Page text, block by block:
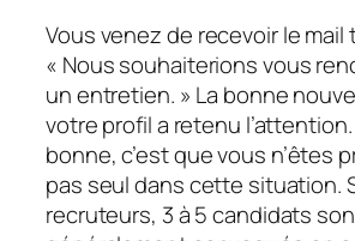
Vous venez de recevoir le
« Nous souhaiterions vous
un entretien. » La bonne
votre profil a retenu
bonne, c’est que vous n’êtes
pas seul dans cette situation.
recruteurs, 3 à 5 candidats